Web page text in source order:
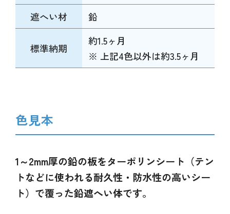
遮へい材
鉛
標準納期
約1.5ヶ月
※ 上記4色以外は約3.5ヶ月
色見本
1～2mm厚の鉛の板をターポリンシート（テン
トなどに使われる耐久性・防水性の高いシー
ト）で覆った鉛遮へい体です。